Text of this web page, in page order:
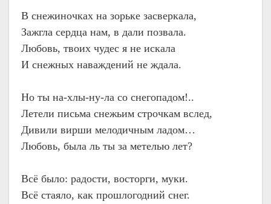
В снежиночках на зорьке засверкала,
Зажгла сердца нам, в дали позвала.
Любовь, твоих чудес я не искала
И снежных наваждений не ждала.
Но ты на-хлы-ну-ла со снегопадом!..
Летели письма снежьим строчкам вслед,
Дивили вирши мелодичным ладом…
Любовь, была ль ты за метелью лет?
Всё было: радости, восторги, муки.
Всё стаяло, как прошлогодний снег.